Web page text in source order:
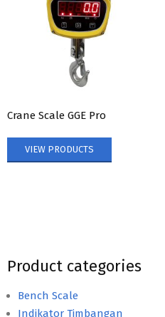
Crane Scale GGE Pro
VIEW PRODUCTS
Product categories
Bench Scale
Indikator Timbangan